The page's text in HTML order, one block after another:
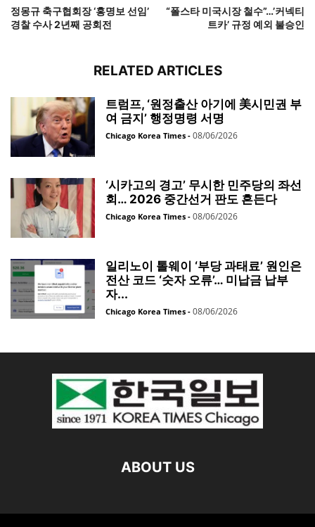
정몽규 축구협회장 ‘홍명보 선임’
경찰 수사 2년째 공회전
“폴스타 미국시장 철수”…’커넥티
트카’ 규정 예외 불승인
RELATED ARTICLES
트럼프, ‘원정출산 아기에 美시민권 부
여 금지’ 행정명령 서명
Chicago Korea Times - 08/06/2026
‘시카고의 경고’ 무시한 민주당의 좌선
회… 2026 중간선거 판도 흔든다
Chicago Korea Times - 08/06/2026
일리노이 톨웨이 ‘부당 과태료’ 원인은
전산 코드 ‘숫자 오류’… 미납금 납부
자...
Chicago Korea Times - 08/06/2026
ABOUT US